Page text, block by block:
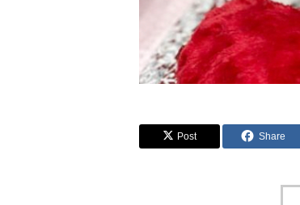
Post Share